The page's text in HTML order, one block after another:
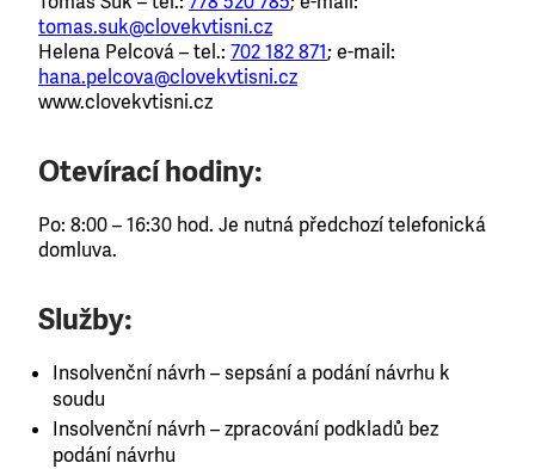
tomas.suk@clovekvtisni.cz
Helena Pelcová – tel.: 702 182 871; e-mail:
hana.pelcova@clovekvtisni.cz
www.clovekvtisni.cz
Otevírací hodiny:
Po: 8:00 – 16:30 hod. Je nutná předchozí telefonická
domluva.
Služby:
Insolvenční návrh – sepsání a podání návrhu k
soudu
Insolvenční návrh – zpracování podkladů bez
podání návrhu